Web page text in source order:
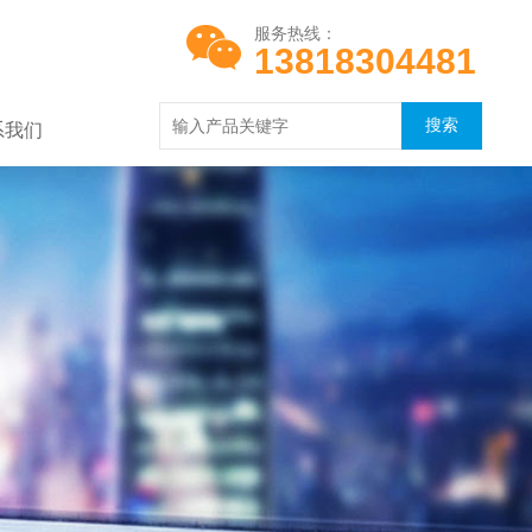
服务热线：
13818304481
我们